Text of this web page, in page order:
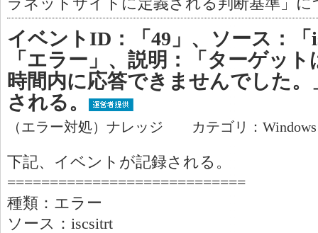
ラネットサイトに定義される判断基準」に
イベントID：「49」、ソース：
「エラー」、説明：「ターゲッ
時間内に応答できませんでした
される。
（エラー対処）ナレッジ カテゴリ：
下記、イベントが記録される。
============================
種類：エラー
ソース：iscsitrt